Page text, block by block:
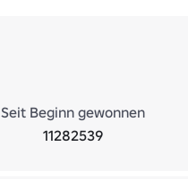
Seit Beginn gewonnen
11282539